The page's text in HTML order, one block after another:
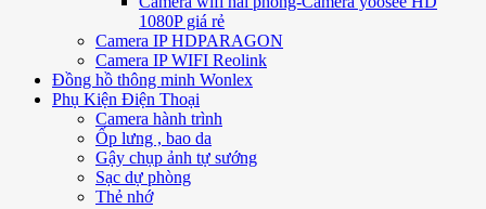
1080P giá rẻ
Camera IP HDPARAGON
Camera IP WIFI Reolink
Đồng hồ thông minh Wonlex
Phụ Kiện Điện Thoại
Camera hành trình
Ốp lưng , bao da
Gậy chụp ảnh tự sướng
Sạc dự phòng
Thẻ nhớ